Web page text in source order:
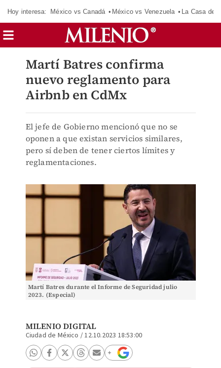
Hoy interesa: México vs Canadá México vs Venezuela La Casa de
Martí Batres confirma
nuevo reglamento para
Airbnb en CdMx
El jefe de Gobierno mencionó que no se
oponen a que existan servicios similares,
pero sí deben de tener ciertos límites y
reglamentaciones.
Martí Batres durante el Informe de Seguridad julio
2023. (Especial)
MILENIO DIGITAL
Ciudad de México /12.10.2023 18:53:00